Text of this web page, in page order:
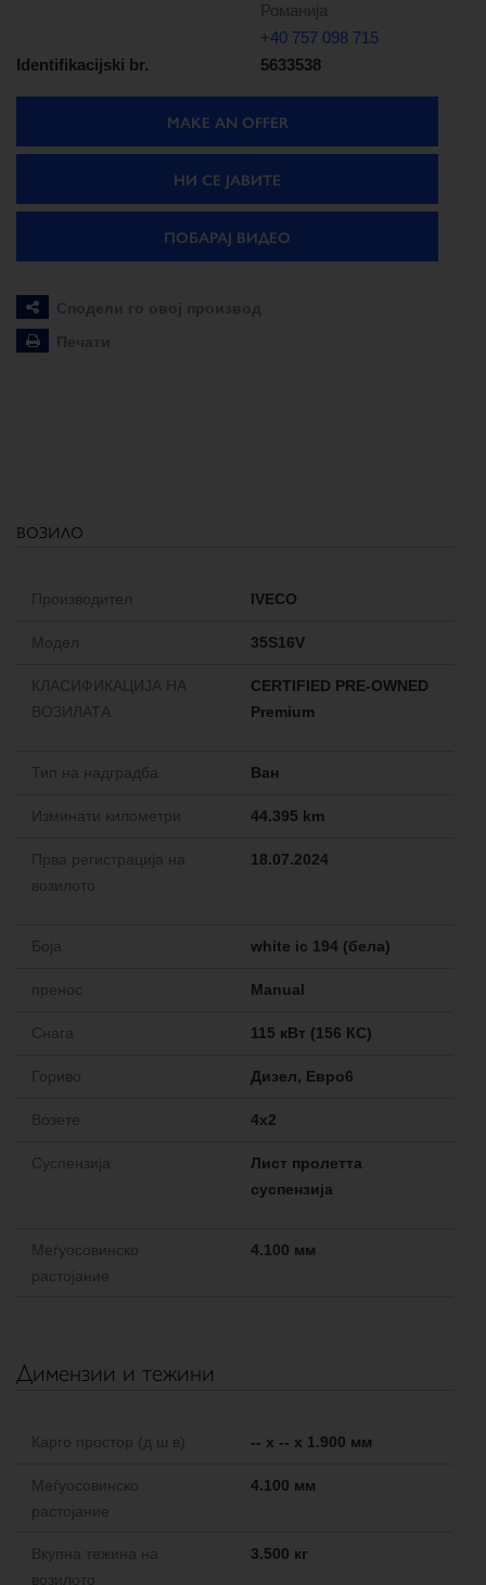
Романија
+40 757 098 715
Identifikacijski br.
5633538
MAKE AN OFFER
НИ СЕ ЈАВИТЕ
ПОБАРАЈ ВИДЕО
Сподели го овој производ
Печати
возило
Производител IVECO
Модел 35S16V
КЛАСИФИКАЦИЈА НА
ВОЗИЛАТА
CERTIFIED PRE-OWNED
Premium
Тип на надградба Ван
Изминати километри 44.395 km
Прва регистрација на
возилото
18.07.2024
Боја white ic 194 (бела)
пренос Manual
Снага 115 кВт (156 КС)
Гориво Дизел, Евро6
Возете 4x2
Cуспензија
Лист пролетта
суспензија
Меѓуосовинско
растојание
4.100 мм
Димензии и тежини
Карго простор (д ш в) -- x -- x 1.900 мм
Меѓуосовинско
растојание
4.100 мм
Вкупна тежина на
возилото
3.500 кг